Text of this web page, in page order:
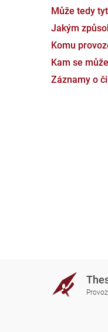
Může tedy
Jakým
Komu
Kam se
Záznamy o